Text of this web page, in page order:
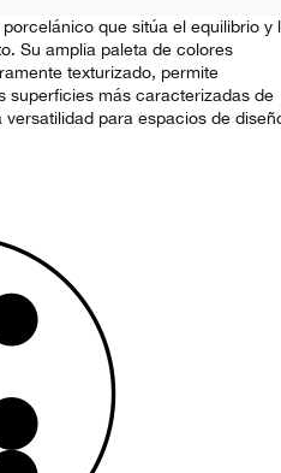
que sitúa el equilibrio y
Su amplia paleta de colores
texturizado, permite
superficies más caracterizadas de
para espacios de